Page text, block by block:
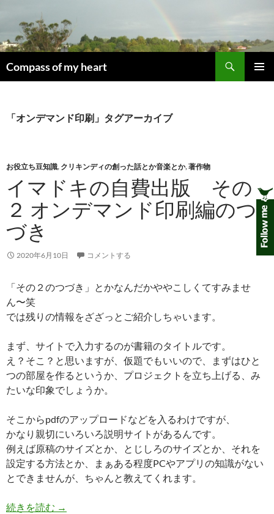
ン
ツ
へ
Compass of my heart
索
「オンデマンド印刷」タグアーカイブ
お役立ち豆知識, クリキンディの創った話とか音楽とか,著作物
イマドキの自費出版 その
２ オンデマンド印刷編のつ
づき
2020年6月10日 コメントする
「その２のつづき」とかなんだかややこしくてすみませ
ん〜笑
では残りの情報をざざっとご紹介しちゃいます。
まず、サイトで入力するのが書籍のタイトルです。
え？そこ？と思いますが、仮題でもいいので、まずはひと
つの部屋を作るというか、プロジェクトを立ち上げる、み
たいな印象でしょうか。
そこからpdfのアップロードなどを入るわけですが、
かなり親切にいろいろ説明サイトがあるんです。
例えば原稿のサイズとか、とじしろのサイズとか、それを
設定する方法とか、まぁある程度PCやアプリの知識がない
とできませんが、ちゃんと教えてくれます。
続きを読む イマドキの自費出版 その２ オンデマンド印刷
→